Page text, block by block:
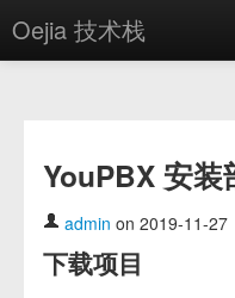
Oejia 技术栈
方案
OE学院
分享
YouPBX 安装
admin on 2019-11-27
下载项目